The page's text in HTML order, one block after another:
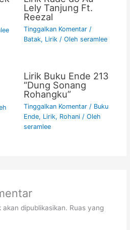
Lely Tanjung Ft.
Reezal
Tinggalkan Komentar /
Batak, Lirik/ Oleh seramlee
Lirik Buku Ende 213
“Dung Sonang
Rohangku”
Tinggalkan Komentar / Buku
Ende, Lirik, Rohani/ Oleh
seramlee
dipublikasikan. Ruas yang